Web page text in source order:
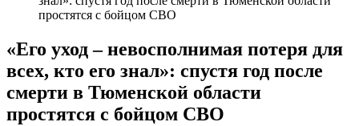
простятся с бойцом СВО
«Его уход – невосполнимая потеря для
всех, кто его знал»: спустя год после
смерти в Тюменской области
простятся с бойцом СВО